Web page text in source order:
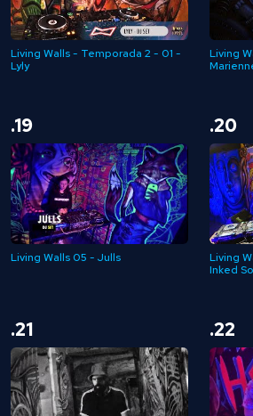
Living Walls - Temporada 2 - 01 -
Lyly
Living
.19
Living Walls 05 - Julls
.20
Living
Inked
.21 .22